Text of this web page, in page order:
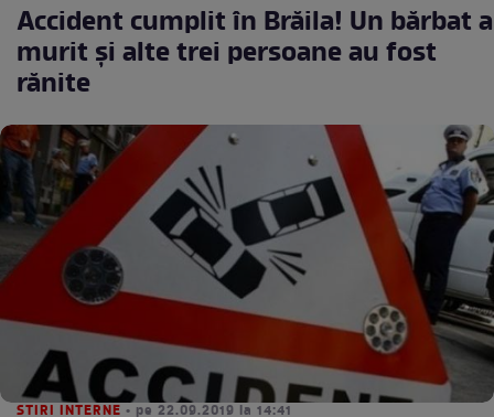
Accident cumplit în Brăila! Un bărbat a
murit şi alte trei persoane au fost
rănite
STIRI INTERNE • pe 22.09.2019 la 14:41